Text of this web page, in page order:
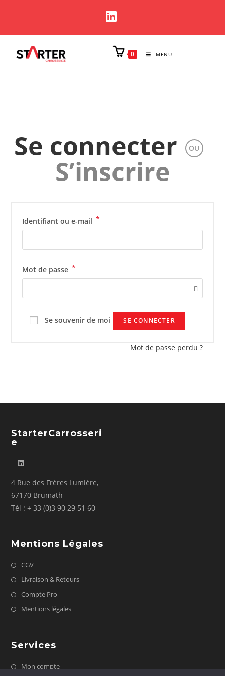
0 MENU
Se connecter OU
S’inscrire
Identifiant ou e-mail *
Mot de passe *
Se souvenir de moi SE CONNECTER
Mot de passe perdu ?
StarterCarrosseri
E
4 Rue des Frères Lumière,
67170 Brumath
Tél : + 33 (0)3 90 29 51 60
Mentions Légales
CGV
Livraison & Retours
Compte Pro
Mentions légales
Services
Mon compte